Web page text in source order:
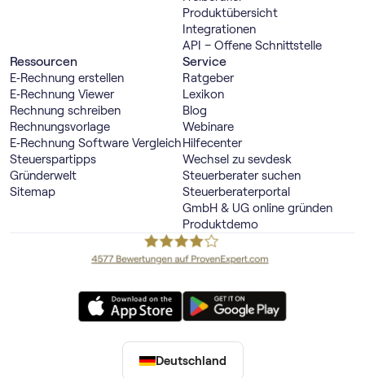
Produktübersicht
Integrationen
API – Offene Schnittstelle
Ressourcen
E‑Rechnung erstellen
E‑Rechnung Viewer
Rechnung schreiben
Rechnungsvorlage
E‑Rechnung Software Vergleich
Steuerspartipps
Gründerwelt
Sitemap
Service
Ratgeber
Lexikon
Blog
Webinare
Hilfecenter
Wechsel zu sevdesk
Steuerberater suchen
Steuerberaterportal
GmbH & UG online gründen
Produktdemo
Deutschland